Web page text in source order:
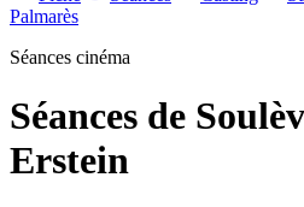
Palmarès
Séances cinéma
Séances de
Erstein